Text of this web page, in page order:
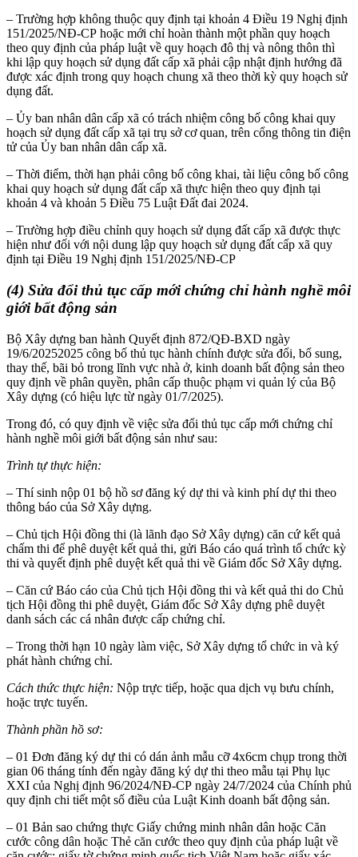
– Trường hợp không thuộc quy định tại khoản 4 Điều 19 Nghị định
151/2025/NĐ-CP hoặc mới chỉ hoàn thành một phần quy hoạch
theo quy định của pháp luật về quy hoạch đô thị và nông thôn thì
khi lập quy hoạch sử dụng đất cấp xã phải cập nhật định hướng đã
được xác định trong quy hoạch chung xã theo thời kỳ quy hoạch sử
dụng đất.
– Ủy ban nhân dân cấp xã có trách nhiệm công bố công khai quy
hoạch sử dụng đất cấp xã tại trụ sở cơ quan, trên cổng thông tin điện
tử của Ủy ban nhân dân cấp xã.
– Thời điểm, thời hạn phải công bố công khai, tài liệu công bố công
khai quy hoạch sử dụng đất cấp xã thực hiện theo quy định tại
khoản 4 và khoản 5 Điều 75 Luật Đất đai 2024.
– Trường hợp điều chỉnh quy hoạch sử dụng đất cấp xã được thực
hiện như đối với nội dung lập quy hoạch sử dụng đất cấp xã quy
định tại Điều 19 Nghị định 151/2025/NĐ-CP
(4) Sửa đổi thủ tục cấp mới chứng chỉ hành nghề môi
giới bất động sản
Bộ Xây dựng ban hành Quyết định 872/QĐ-BXD ngày
19/6/20252025 công bố thủ tục hành chính được sửa đổi, bổ sung,
thay thế, bãi bỏ trong lĩnh vực nhà ở, kinh doanh bất động sản theo
quy định về phân quyền, phân cấp thuộc phạm vi quản lý của Bộ
Xây dựng (có hiệu lực từ ngày 01/7/2025).
Trong đó, có quy định về việc sửa đổi thủ tục cấp mới chứng chỉ
hành nghề môi giới bất động sản như sau:
Trình tự thực hiện:
– Thí sinh nộp 01 bộ hồ sơ đăng ký dự thi và kinh phí dự thi theo
thông báo của Sở Xây dựng.
– Chủ tịch Hội đồng thi (là lãnh đạo Sở Xây dựng) căn cứ kết quả
chấm thi để phê duyệt kết quả thi, gửi Báo cáo quá trình tổ chức kỳ
thi và quyết định phê duyệt kết quả thi về Giám đốc Sở Xây dựng.
– Căn cứ Báo cáo của Chủ tịch Hội đồng thi và kết quả thi do Chủ
tịch Hội đồng thi phê duyệt, Giám đốc Sở Xây dựng phê duyệt
danh sách các cá nhân được cấp chứng chỉ.
– Trong thời hạn 10 ngày làm việc, Sở Xây dựng tổ chức in và ký
phát hành chứng chỉ.
Cách thức thực hiện: Nộp trực tiếp, hoặc qua dịch vụ bưu chính,
hoặc trực tuyến.
Thành phần hồ sơ:
– 01 Đơn đăng ký dự thi có dán ảnh mẫu cỡ 4x6cm chụp trong thời
gian 06 tháng tính đến ngày đăng ký dự thi theo mẫu tại Phụ lục
XXI của Nghị định 96/2024/NĐ-CP ngày 24/7/2024 của Chính phủ
quy định chi tiết một số điều của Luật Kinh doanh bất động sản.
– 01 Bản sao chứng thực Giấy chứng minh nhân dân hoặc Căn
cước công dân hoặc Thẻ căn cước theo quy định của pháp luật về